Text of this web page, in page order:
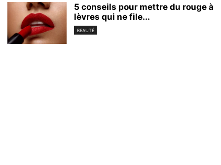
5 conseils pour mettre du rouge à
lèvres qui ne file...
BEAUTÉ